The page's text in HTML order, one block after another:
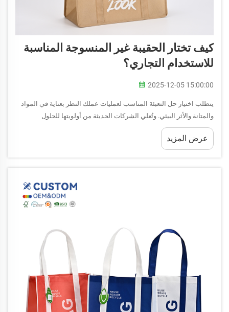
كيف تختار الحقيبة غير المنسوجة المناسبة
للاستخدام التجاري؟
2025-12-05 15:00:00
يتطلب اختيار حل التعبئة المناسب لعمليات عملك النظر بعناية في المواد
والمتانة والأثر البيئي. وتُعلي الشركات الحديثة من أولويتها للحلول
المستدامة التي تتماشى مع المسؤولية البيئية للشركات...
عرض المزيد